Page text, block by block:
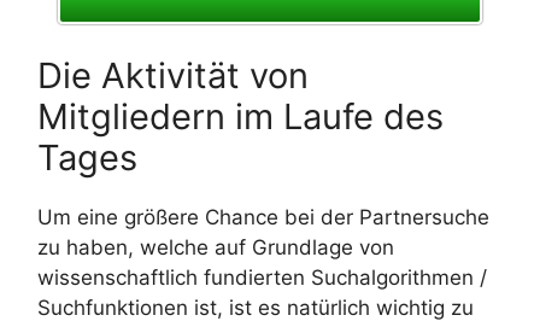
Die Aktivität von
Mitgliedern im Laufe des
Tages
Um eine größere Chance bei der Partnersuche
zu haben, welche auf Grundlage von
wissenschaftlich fundierten Suchalgorithmen /
Suchfunktionen ist, ist es natürlich wichtig zu